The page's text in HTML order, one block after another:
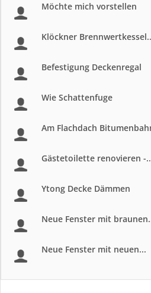
Möchte mich vorstellen
Klöckner
Befestigung Deckenregal
Wie Schattenfuge
Am Flachdach
Gästetoilette renovieren -
Ytong Decke Dämmen
Neue Fenster mit
Neue Fenster mit neuen...